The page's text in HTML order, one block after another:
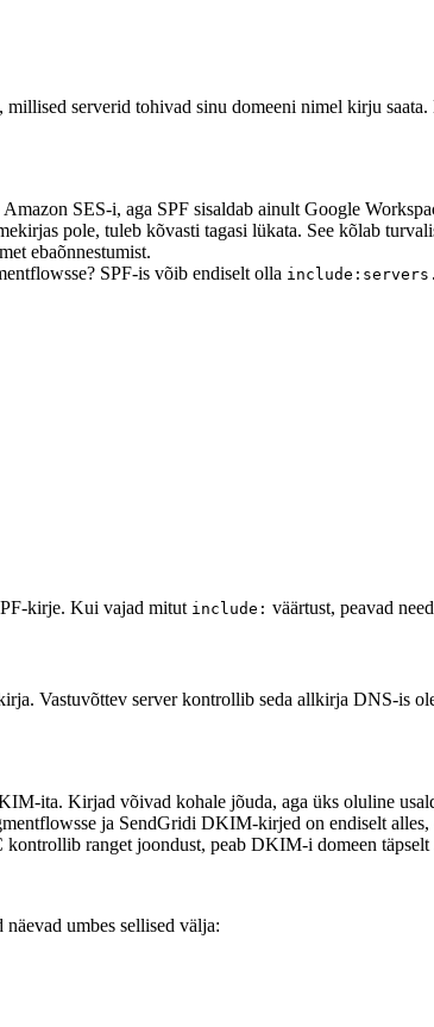
serverid tohivad sinu domeeni nimel kirju
SES-i, aga SPF sisaldab ainult Google
pole, tuleb kõvasti tagasi lükata. See kõlab
ebaõnnestumist.
SPF-is võib endiselt olla
kirje. Kui vajad mitut include: väärtust, peavad
Vastuvõttev server kontrollib seda allkirja DNS-is
ita. Kirjad võivad kohale jõuda, aga üks oluline
ja SendGridi DKIM-kirjed on endiselt alles,
ranget joondust, peab DKIM-i domeen täpselt
umbes sellised välja: